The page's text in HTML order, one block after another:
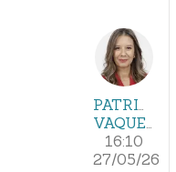
PATRICIA
VAQUERO
16:10
27/05/26